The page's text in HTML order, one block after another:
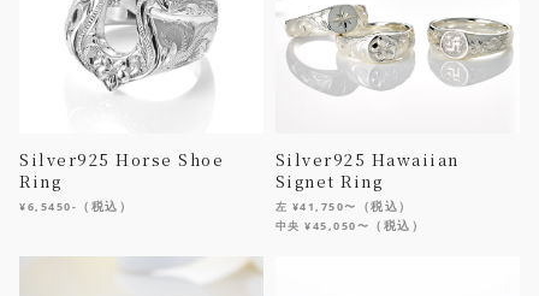
Silver925 Horse Shoe
Ring
¥6,5450- （税込）
Silver925 Hawaiian
Signet Ring
左 ¥41,750〜 （税込）
中央 ¥45,050〜 （税込）